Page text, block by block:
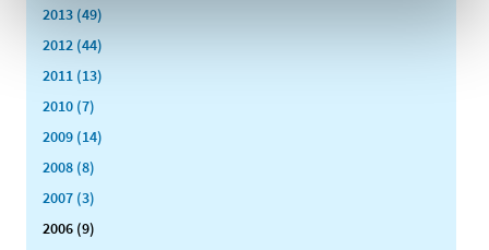
2013 (49)
2012 (44)
2011 (13)
2010 (7)
2009 (14)
2008 (8)
2007 (3)
2006 (9)